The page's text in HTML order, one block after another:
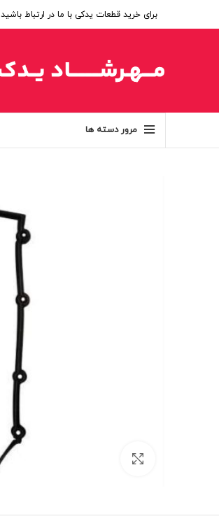
برای خرید قطعات یدکی با ما در ارتباط باشید 09190713745
مرور دسته ها